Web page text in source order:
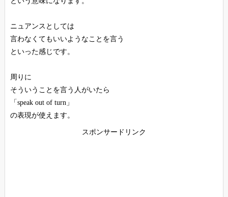
ニュアンスとしては
言わなくてもいいようなことを言う
といった感じです。
周りに
そういうことを言う人がいたら
「speak out of turn」
の表現が使えます。
スポンサードリンク